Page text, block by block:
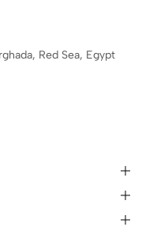
Red Sea, Egypt